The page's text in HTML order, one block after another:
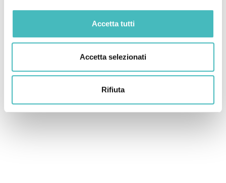
Accetta tutti
Accetta selezionati
Rifiuta